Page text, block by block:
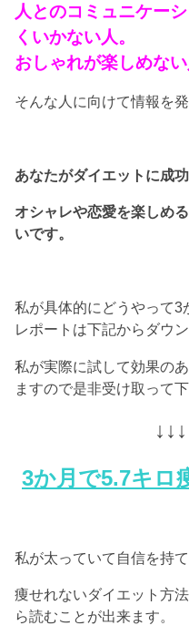
人とのコミュニケー
くいかない人。
おしゃれが楽しめない
そんな人に向けて情報を
あなたがダイエットに成
オシャレや恋愛を楽しめ
いです。
私が具体的にどうやって
レポートは下記からダウ
私が実際に試して効果の
ますので是非受け取って
3か月で5.7キロ
私が太っていて自信を持
痩せれないダイエット方
ら読むことが出来ます。